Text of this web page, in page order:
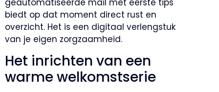
geautomatiseerde mail met eerste tips
biedt op dat moment direct rust en
overzicht. Het is een digitaal verlengstuk
van je eigen zorgzaamheid.
Het inrichten van een
warme welkomstserie